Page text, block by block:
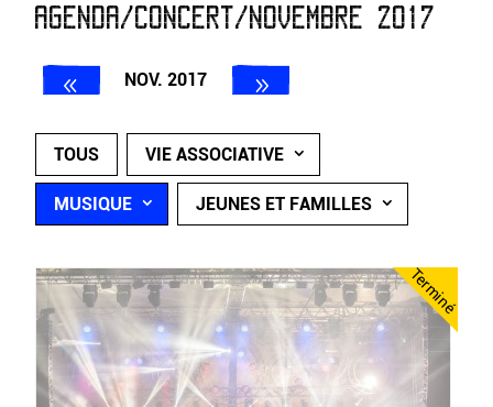
AGENDA/CONCERT/NOVEMBRE 2017
NOV. 2017
TOUS VIE ASSOCIATIVE
MUSIQUE JEUNES ET FAMILLES
Terminé